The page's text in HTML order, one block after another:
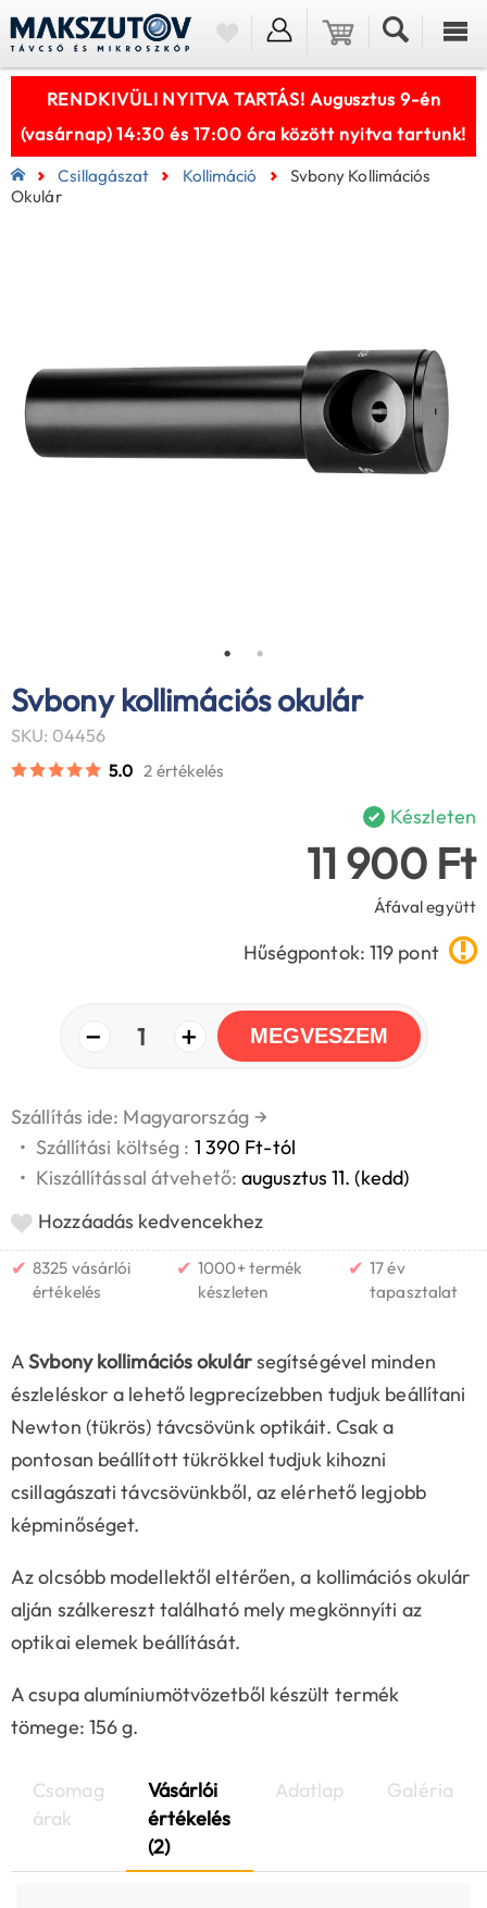
RENDKIVÜLI NYITVA TARTÁS! Augusztus 9-én
(vasárnap) 14:30 és 17:00 óra között nyitva tartunk!
Csillagászat Kollimáció
Svbony Kollimációs
Okulár
Svbony kollimációs okulár
SKU: 04456
5.0 2 értékelés
Készleten
11 900 Ft
Áfával együtt
Hűségpontok: 119 pont
− 1 + MEGVESZEM
Szállítás ide: Magyarország →
• Szállítási költség : 1 390 Ft-tól
• Kiszállítással átvehető:augusztus 11. (kedd)
Hozzáadás kedvencekhez
✔ 8325 vásárlói
értékelés
✔ 1000+ termék
készleten
✔ 17 év
tapasztalat
ASvbony kollimációs okulársegítségével minden
észleléskor a lehető legprecízebben tudjuk beállítani
Newton (tükrös) távcsövünk optikáit. Csak a
pontosan beállított tükrökkel tudjuk kihozni
csillagászati távcsövünkből, az elérhető legjobb
képminőséget.
Az olcsóbb modellektől eltérően, a kollimációs okulár
alján szálkereszt található mely megkönnyíti az
optikai elemek beállítását.
A csupa alumíniumötvözetből készült termék
tömege: 156 g.
Csomag
árak
Vásárlói
értékelés
(2)
Adatlap Galéria